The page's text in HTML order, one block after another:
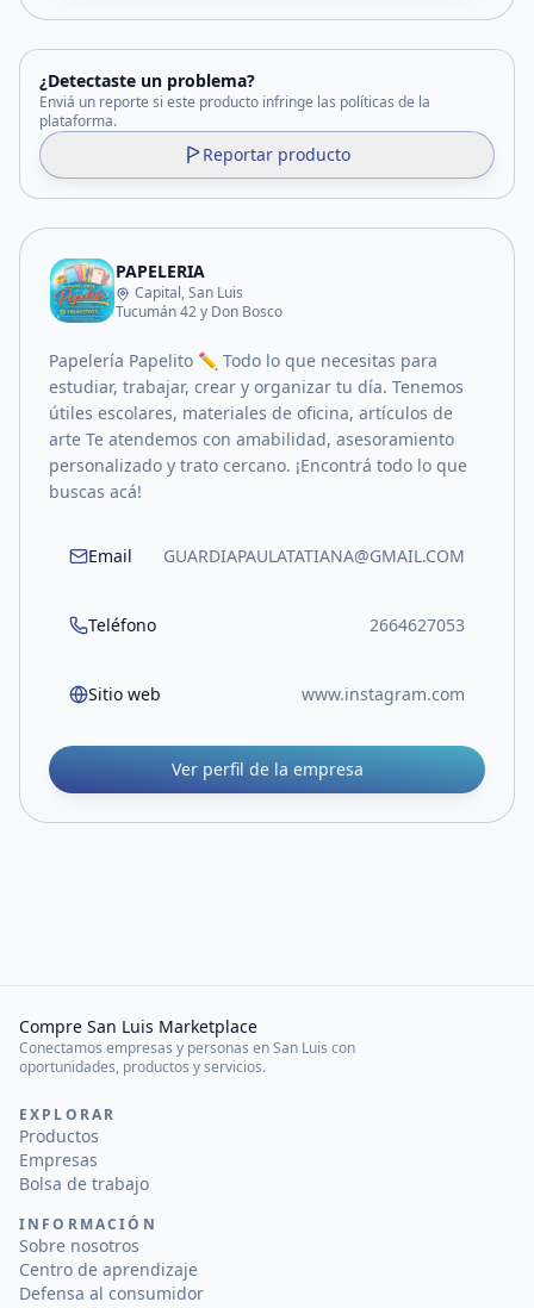
¿Detectaste un problema?
Enviá un reporte si este producto infringe las políticas de la
plataforma.
Reportar producto
PAPELERIA
Capital, San Luis
Tucumán 42 y Don Bosco
Papelería Papelito ✏️ Todo lo que necesitas para
estudiar, trabajar, crear y organizar tu día. Tenemos
útiles escolares, materiales de oficina, artículos de
arte Te atendemos con amabilidad, asesoramiento
personalizado y trato cercano. ¡Encontrá todo lo que
buscas acá!
Email GUARDIAPAULATATIANA@GMAIL.COM
Teléfono 2664627053
Sitio web www.instagram.com
Ver perfil de la empresa
Compre San Luis Marketplace
Conectamos empresas y personas en San Luis con
oportunidades, productos y servicios.
EXPLORAR
Productos
Empresas
Bolsa de trabajo
INFORMACIÓN
Sobre nosotros
Centro de aprendizaje
Defensa al consumidor